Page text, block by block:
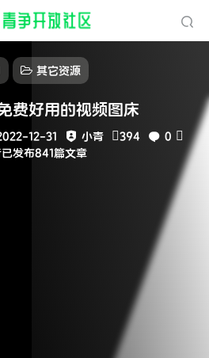
其它资源
费好用的视频图床
12-31 小青 394
0
发布841篇文章